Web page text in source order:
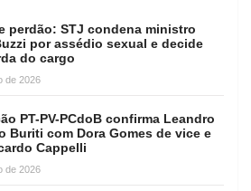
perdão: STJ condena ministro
por assédio sexual e decide
do cargo
de 2026
PT-PV-PCdoB confirma Leandro
Buriti com Dora Gomes de vice e
Cappelli
de 2026